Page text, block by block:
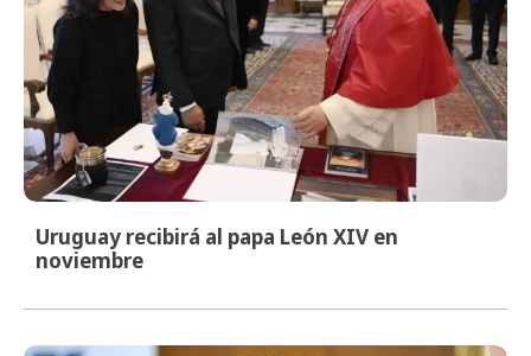
Uruguay recibirá al papa León XIV en
noviembre